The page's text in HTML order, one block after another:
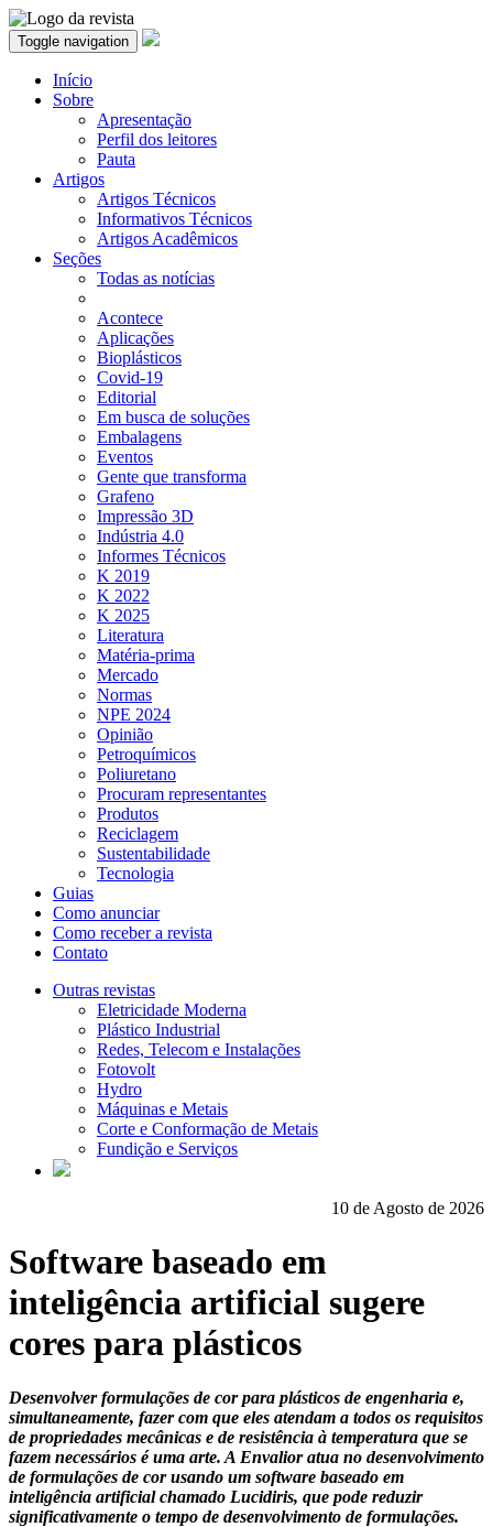
Toggle navigation
Início
Sobre
Apresentação
Perfil dos leitores
Pauta
Artigos
Artigos Técnicos
Informativos Técnicos
Artigos Acadêmicos
Seções
Todas as notícias
Acontece
Aplicações
Bioplásticos
Covid-19
Editorial
Em busca de soluções
Embalagens
Eventos
Gente que transforma
Grafeno
Impressão 3D
Indústria 4.0
Informes Técnicos
K 2019
K 2022
K 2025
Literatura
Matéria-prima
Mercado
Normas
NPE 2024
Opinião
Petroquímicos
Poliuretano
Procuram representantes
Produtos
Reciclagem
Sustentabilidade
Tecnologia
Guias
Como anunciar
Como receber a revista
Contato
Outras revistas
Eletricidade Moderna
Plástico Industrial
Redes, Telecom e Instalações
Fotovolt
Hydro
Máquinas e Metais
Corte e Conformação de Metais
Fundição e Serviços
10 de Agosto de 2026
Software baseado em
inteligência artificial sugere
cores para plásticos
Desenvolver formulações de cor para plásticos de engenharia e,
simultaneamente, fazer com que eles atendam a todos os requisitos
de propriedades mecânicas e de resistência à temperatura que se
fazem necessários é uma arte. A Envalior atua no desenvolvimento
de formulações de cor usando um software baseado em
inteligência artificial chamado Lucidiris, que pode reduzir
significativamente o tempo de desenvolvimento de formulações.